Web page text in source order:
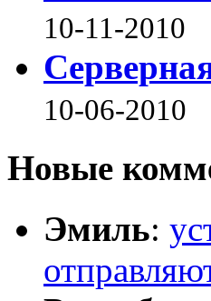
10-11-2010
10-06-2010
Новые
Эмиль: